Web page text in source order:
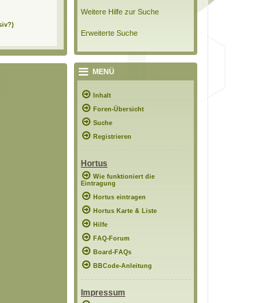
Weitere Hilfe zur Suche
Erweiterte Suche
MENÜ
Inhalt
Foren-Übersicht
Suche
Registrieren
Hortus
Wie funktioniert die
Eintragung
Hortus eintragen
Hortus Karte & Liste
Hilfe
FAQ-Forum
Board-FAQs
BBCode-Anleitung
Impressum